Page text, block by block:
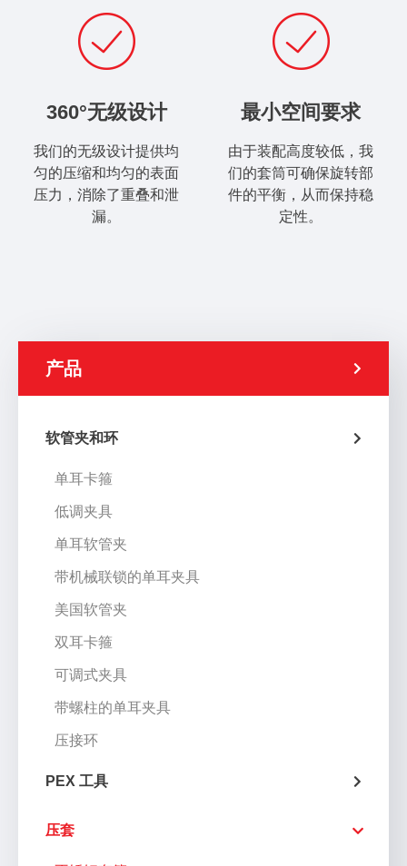
360°无级设计
我们的无级设计提供均
匀的压缩和均匀的表面
压力，消除了重叠和泄
漏。
最小空间要求
由于装配高度较低，我
们的套筒可确保旋转部
件的平衡，从而保持稳
定性。
产品
软管夹和环
单耳卡箍
低调夹具
单耳软管夹
带机械联锁的单耳夹具
美国软管夹
双耳卡箍
可调式夹具
带螺柱的单耳夹具
压接环
PEX 工具
压套